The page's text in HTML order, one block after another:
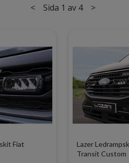
< Sida 1 av 4 >
Fiat
Lazer
Transit Custom